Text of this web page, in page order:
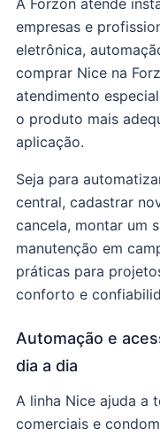
empresas e
eletrônica,
comprar Nice na
atendimento
o produto mais
aplicação.
Seja para
central, cadastrar
cancela, montar um
manutenção em
práticas para
conforto e
Automação e
dia a dia
A linha Nice ajuda a
comerciais e